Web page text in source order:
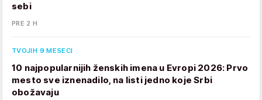
sebi
PRE 2 H
TVOJIH 9 MESECI
10 najpopularnijih ženskih imena u Evropi 2026: Prvo
mesto sve iznenadilo, na listi jedno koje Srbi
obožavaju